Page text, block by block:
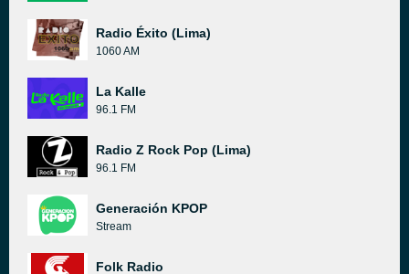
Radio Éxito (Lima)
1060 AM
La Kalle
96.1 FM
Radio Z Rock Pop (Lima)
96.1 FM
Generación KPOP
Stream
Folk Radio